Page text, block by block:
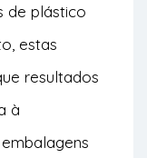
de plástico
estas
resultados
à